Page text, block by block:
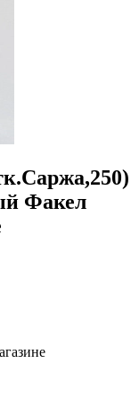
Факел